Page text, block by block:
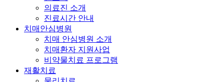
의료진 소개
진료시간 안내
치매안심병원
치매 안심병원 소개
치매환자 지원사업
비약물치료 프로그램
재활치료